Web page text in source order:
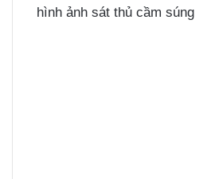
hình ảnh sát thủ cầm súng